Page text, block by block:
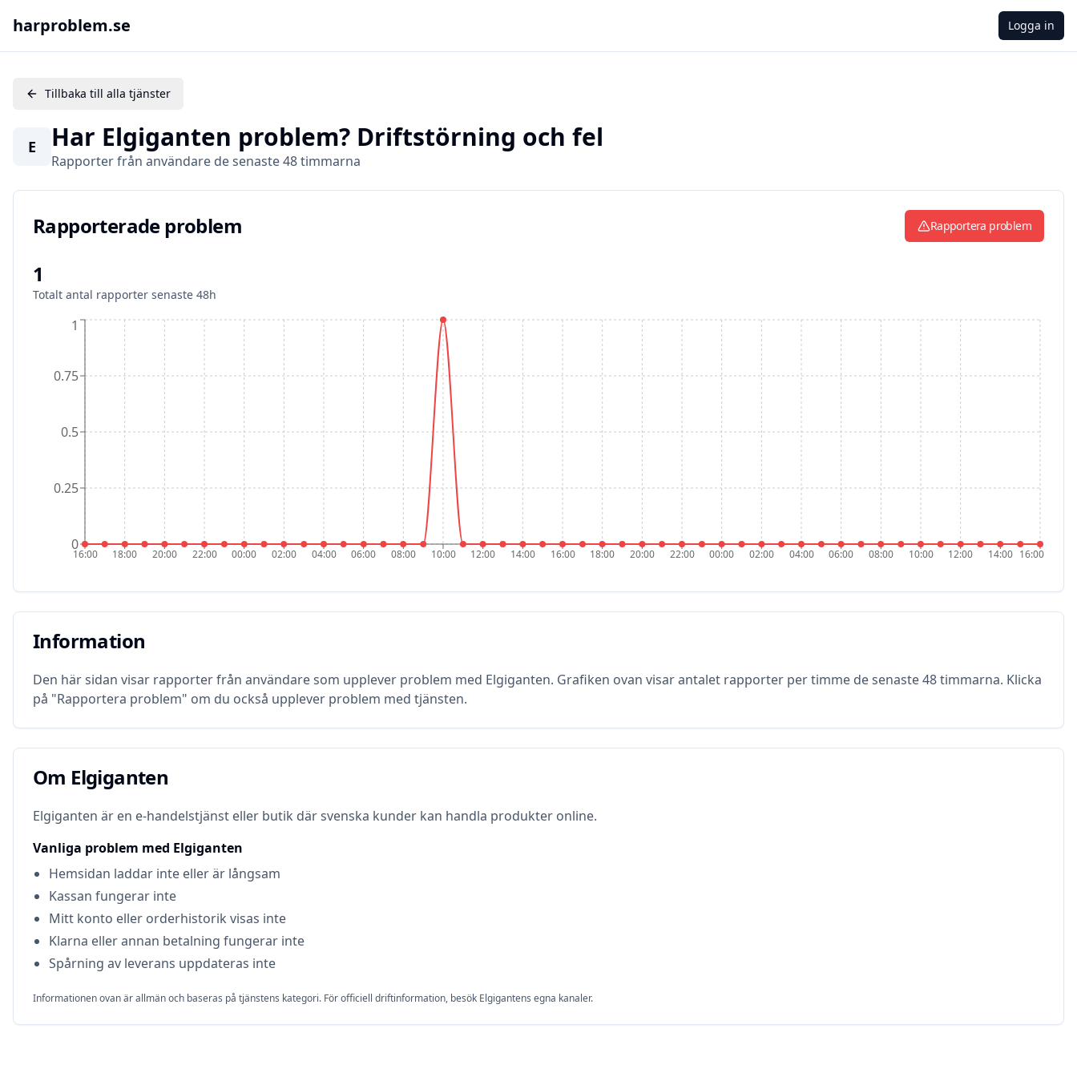
harproblem.se Logga in
Tillbaka till alla tjänster
E Har Elgiganten problem? Driftstörning och fel
Rapporter från användare de senaste 48 timmarna
Rapporterade problem
Rapporterade problem Rapportera problem
1
Totalt antal rapporter senaste 48h
16:00 18:00 20:00 22:00 00:00 02:00 04:00 06:00 08:00 10:00 12:00 14:00 16:00 18:00 20:00 22:00 00:00 02:00 04:00 06:00 08:00 10:00 12:00 14:00 16:00
0
0.25
0.5
0.75
1
Information
Information
Den här sidan visar rapporter från användare som upplever problem med Elgiganten. Grafiken ovan visar antalet rapporter per timme de senaste 48 timmarna. Klicka
på "Rapportera problem" om du också upplever problem med tjänsten.
Om
Om Elgiganten
Elgiganten är en e-handelstjänst eller butik där svenska kunder kan handla produkter online.
Vanliga problem med Elgiganten
Hemsidan laddar inte eller är långsam
Kassan fungerar inte
Mitt konto eller orderhistorik visas inte
Klarna eller annan betalning fungerar inte
Spårning av leverans uppdateras inte
Informationen ovan är allmän och baseras på tjänstens kategori. För officiell driftinformation, besök Elgigantens egna kanaler.